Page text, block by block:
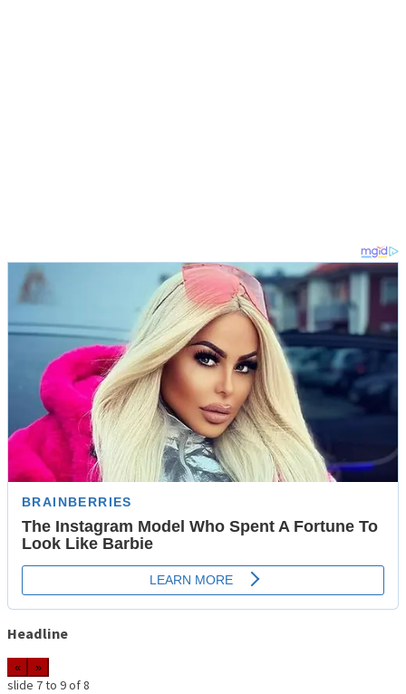
Headline
« »
slide 7 to 9of 8